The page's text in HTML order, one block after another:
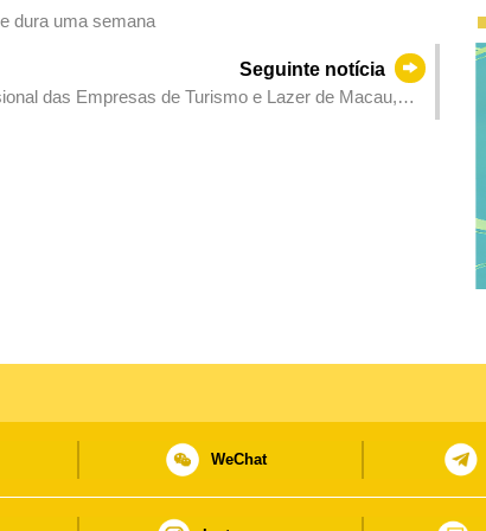
dura uma semana
Seguinte notícia
das Empresas de Turismo e Lazer de Macau,
WeChat